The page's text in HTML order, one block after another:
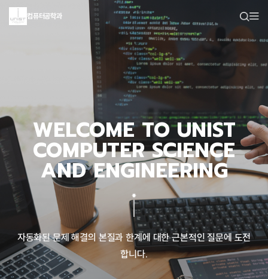
컴퓨터공학과
WELCOME TO UNIST
COMPUTER SCIENCE
AND ENGINEERING
자동화된 문제 해결의 본질과 한계에 대한 근본적인 질문에 도전
합니다.